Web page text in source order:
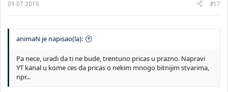
09.07.2015. #17
animaN je napisao(la):
Pa nece, uradi da ti ne bude, trentuno pricas u prazno. Napravi
YT kanal u kome ces da pricas o nekim mnogo bitnijim stvarima,
npr...